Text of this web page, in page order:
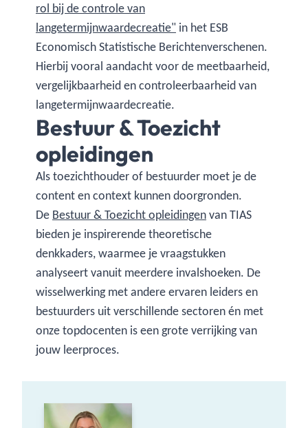
rol bij de controle van
langetermijnwaardecreatie" in het ESB
Economisch Statistische Berichtenverschenen.
Hierbij vooral aandacht voor de meetbaarheid,
vergelijkbaarheid en controleerbaarheid van
langetermijnwaardecreatie.
Bestuur & Toezicht
opleidingen
Als toezichthouder of bestuurder moet je de
content en context kunnen doorgronden.
De Bestuur & Toezicht opleidingenvan TIAS
bieden je inspirerende theoretische
denkkaders, waarmee je vraagstukken
analyseert vanuit meerdere invalshoeken. De
wisselwerking met andere ervaren leiders en
bestuurders uit verschillende sectoren én met
onze topdocenten is een grote verrijking van
jouw leerproces.